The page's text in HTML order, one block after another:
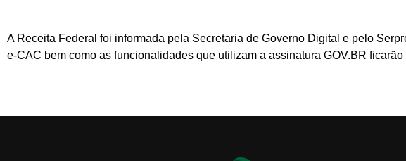
A Receita Federal foi informada pela Secretaria de Governo Digital e pelo
e-CAC bem como as funcionalidades que utilizam a assinatura GOV.BR